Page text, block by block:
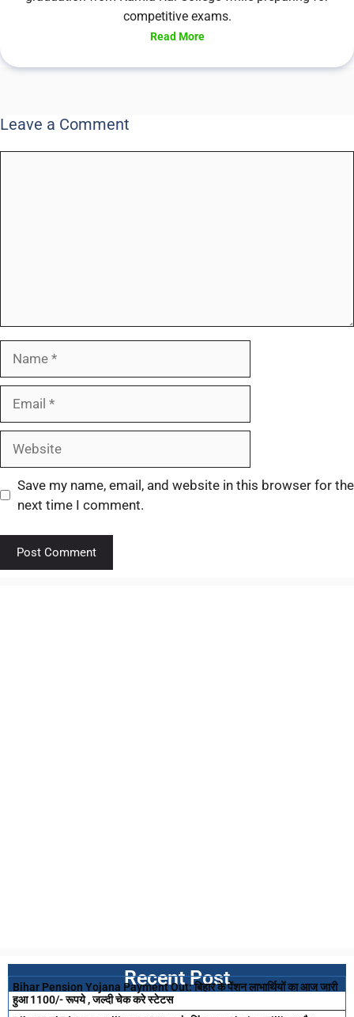
competitive exams.
Read More
Leave a Comment
Save my name, email, and website in this browser for the
next time I comment.
Recent Post
Bihar Pension Yojana Payment Out: बिहार के पेंशन लाभार्थियों का आज जारी
हुआ 1100/- रूपये , जल्दी चेक करे स्टेटस